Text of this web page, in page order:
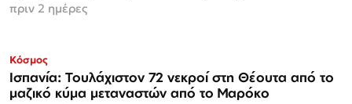
πριν 2 ημέρες
Κόσμος
Ισπανία: Τουλάχιστον 72 νεκροί στη Θέουτα από το
μαζικό κύμα μεταναστών από το Μαρόκο